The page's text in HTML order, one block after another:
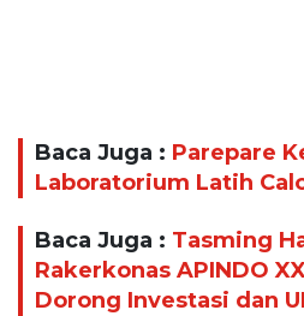
Baca Juga : Parepare
Laboratorium Latih
Baca Juga : Tasming
Rakerkonas APINDO
Dorong Investasi dan